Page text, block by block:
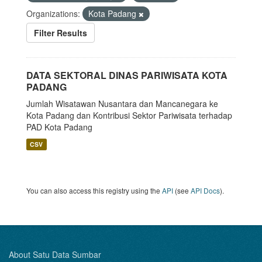
Organizations:
Kota Padang
Filter Results
DATA SEKTORAL DINAS PARIWISATA KOTA
PADANG
Jumlah Wisatawan Nusantara dan Mancanegara ke
Kota Padang dan Kontribusi Sektor Pariwisata terhadap
PAD Kota Padang
CSV
You can also access this registry using the API (see API Docs).
About Satu Data Sumbar